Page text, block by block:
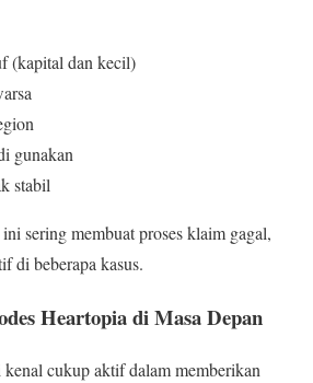
(kapital dan kecil)
gunakan
stabil
sering membuat proses klaim gagal,
di beberapa kasus.
Heartopia di Masa Depan
cukup aktif dalam memberikan